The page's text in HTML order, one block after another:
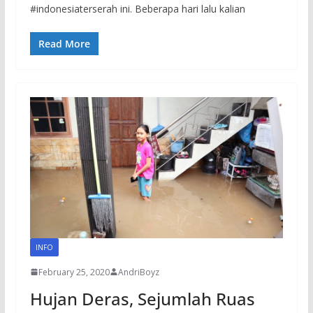
#indonesiaterserah ini. Beberapa hari lalu kalian
Read More
INFO
February 25, 2020 AndriBoyz
Hujan Deras, Sejumlah Ruas